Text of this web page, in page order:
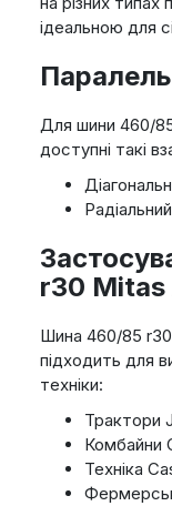
ідеальною для
Для шини 460/
доступні такі
r30 Mitas
Шина 460/85
підходить для
техніки:
Трактори
Комбайни
Техніка